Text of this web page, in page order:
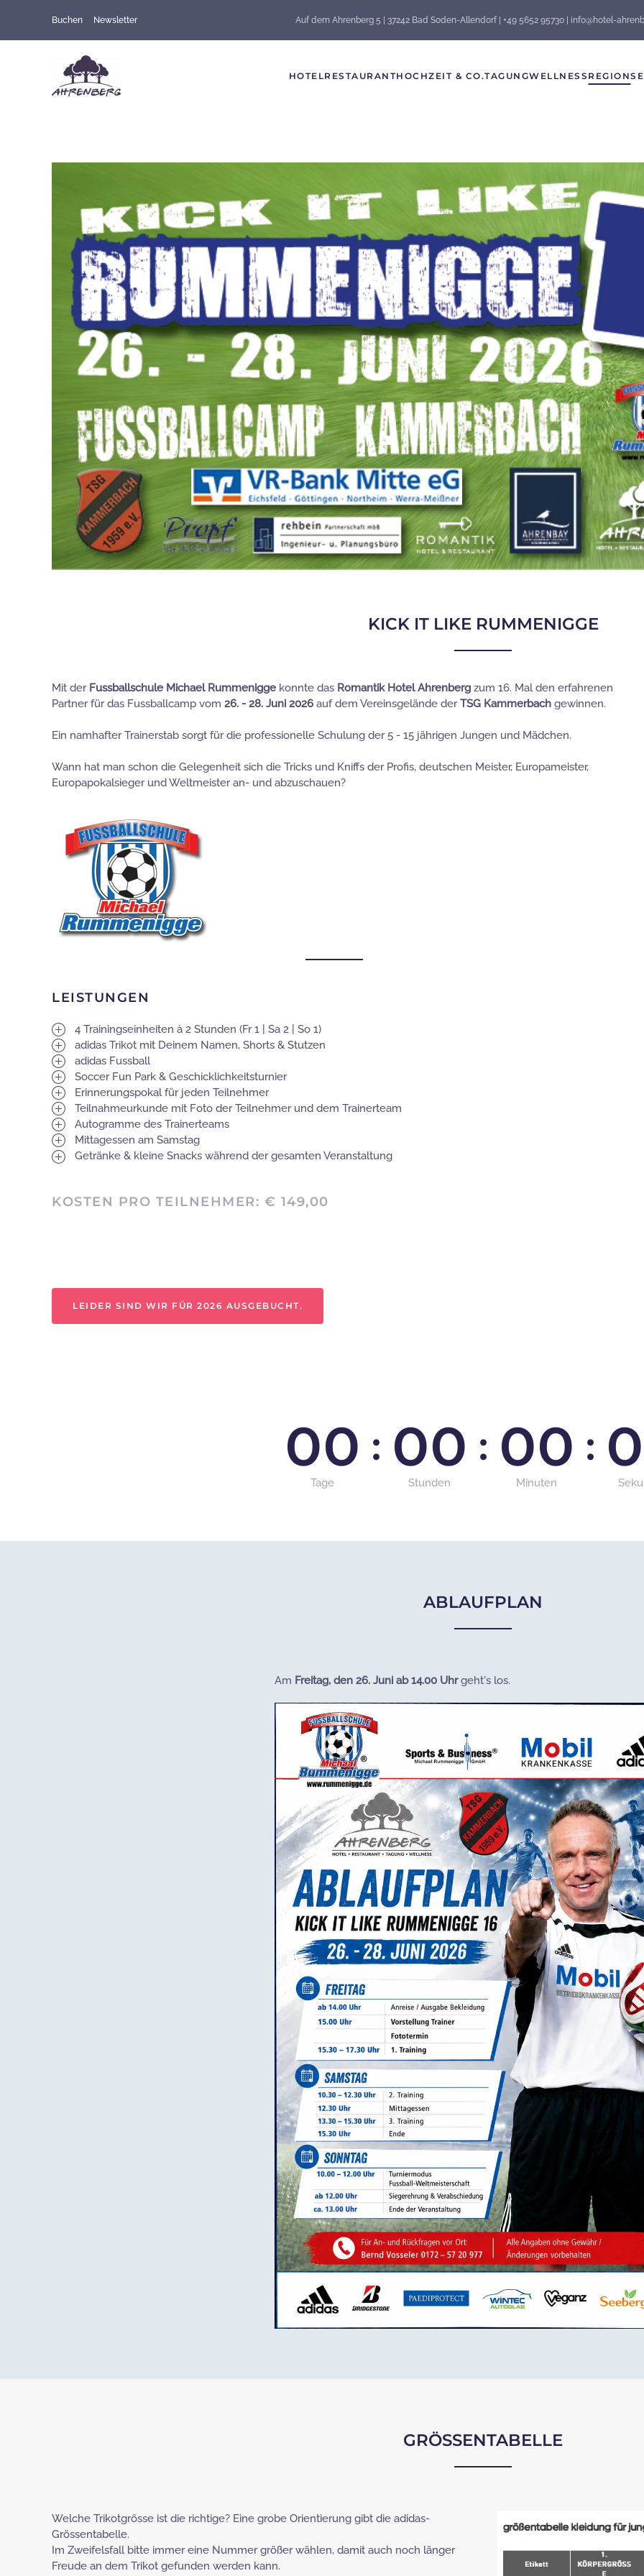
Skip to main content
Buchen Newsletter Auf dem Ahrenberg 5 | 37242 Bad Soden-Allendorf | +49 5652 95730 | info@hotel-
HOTELRESTAURANTHOCHZEIT & CO.TAGUNGWELLNESS REGION
KICK IT LIKE RUMMENIGGE
Mit der Fussballschule Michael Rummenigge konnte das Romantik Hotel Ahrenberg zum 16. Mal den erfahrenen
Partner für das Fussballcamp vom 26. - 28. Juni 2026 auf dem Vereinsgelände derTSG Kammerbach gewinnen.
Ein namhafter Trainerstab sorgt für die professionelle Schulung der 5 - 15 jährigen Jungen und Mädchen.
Wann hat man schon die Gelegenheit sich die Tricks und Kniffs der Profis, deutschen Meister, Europameister,
Europapokalsieger und Weltmeister an- und abzuschauen?
LEISTUNGEN
4 Trainingseinheiten à 2 Stunden (Fr 1 | Sa 2 | So 1)
adidas Trikot mit Deinem Namen, Shorts & Stutzen
adidas Fussball
Soccer Fun Park & Geschicklichkeitsturnier
Erinnerungspokal für jeden Teilnehmer
Teilnahmeurkunde mit Foto der Teilnehmer und dem Trainerteam
Autogramme des Trainerteams
Mittagessen am Samstag
Getränke & kleine Snacks während der gesamten Veranstaltung
KOSTEN PRO TEILNEHMER: € 149,00
LEIDER SIND WIR FÜR 2026 AUSGEBUCHT.
00
Tage
: 00
Stunden
: 00
Minuten
: 0
ABLAUFPLAN
Am Freitag, den 26. Juni ab 14.00 Uhrgeht's los.
GRÖSSENTABELLE
Welche Trikotgrösse ist die richtige? Eine grobe Orientierung gibt die adidas-
Grössentabelle.
Im Zweifelsfall bitte immer eine Nummer größer wählen, damit auch noch länger
Freude an dem Trikot gefunden werden kann.